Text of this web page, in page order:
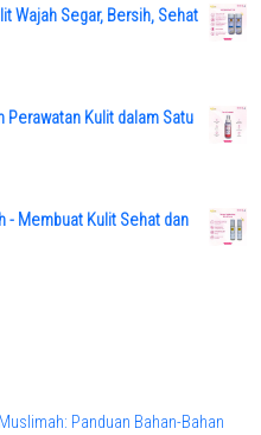
Wajah Segar, Bersih, Sehat
Kulit dalam Satu
- Membuat Kulit Sehat dan
Panduan Bahan-Bahan